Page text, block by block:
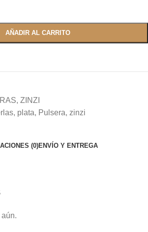
AÑADIR AL CARRITO
, ZINZI
, plata, Pulsera, zinzi
(0)ENVÍO Y ENTREGA